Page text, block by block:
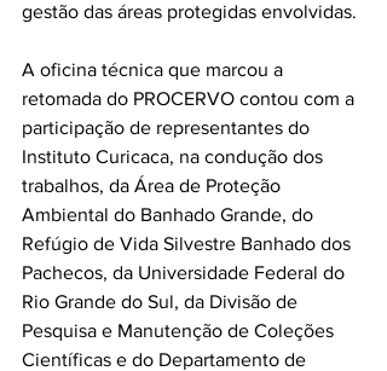
gestão das áreas protegidas envolvidas.
A oficina técnica que marcou a
retomada do PROCERVO contou com a
participação de representantes do
Instituto Curicaca, na condução dos
trabalhos, da Área de Proteção
Ambiental do Banhado Grande, do
Refúgio de Vida Silvestre Banhado dos
Pachecos, da Universidade Federal do
Rio Grande do Sul, da Divisão de
Pesquisa e Manutenção de Coleções
Científicas e do Departamento de